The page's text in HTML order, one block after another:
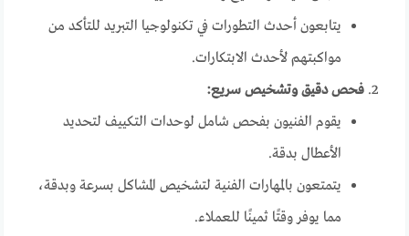
يتابعون أحدث التطورات في تكنولوجيا التبريد للتأكد من
مواكبتهم لأحدث الابتكارات.
فحص دقيق وتشخيص سريع:
يقوم الفنيون بفحص شامل لوحدات التكييف لتحديد
الأعطال بدقة.
يتمتعون بالمهارات الفنية لتشخيص المشاكل بسرعة وبدقة،
مما يوفر وقتًا ثمينًا للعملاء.